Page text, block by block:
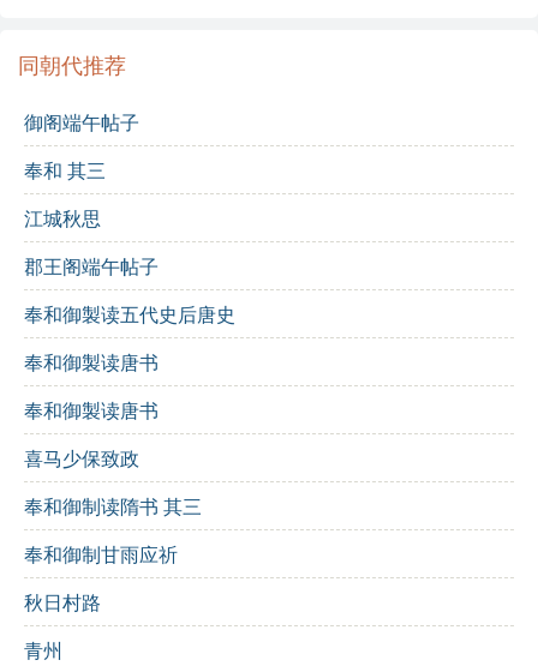
同朝代推荐
御阁端午帖子
奉和 其三
江城秋思
郡王阁端午帖子
奉和御製读五代史后唐史
奉和御製读唐书
奉和御製读唐书
喜马少保致政
奉和御制读隋书 其三
奉和御制甘雨应祈
秋日村路
青州
该诗并没有直接引用历史典故，但提到的“金玉”在古代文
的追求。
诗词背景
作者介绍
夏竦，字子华，号玉峰，宋代诗人。他的诗作清新俊
逸，常通过简单的描写表达深刻的思想，运用意象独
特，风格多样。其作品往往展现出对美的追求和对生活
的思考。
创作背景
此诗作于宋代，正值社会经济繁荣、文化发展的时期。
诗人通过对奢华物品的描绘，反映了当时人们对美好生
活的向往。
诗歌鉴赏